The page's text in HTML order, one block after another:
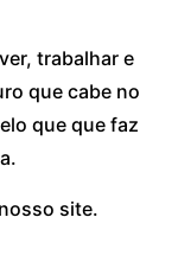
trabalhar e
que cabe no
que que faz
site.